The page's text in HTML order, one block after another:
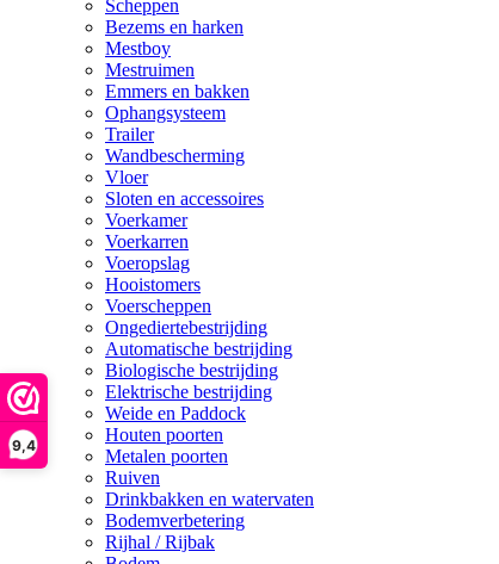
9,4
Scheppen
Bezems en harken
Mestboy
Mestruimen
Emmers en bakken
Ophangsysteem
Trailer
Wandbescherming
Vloer
Sloten en accessoires
Voerkamer
Voerkarren
Voeropslag
Hooistomers
Voerscheppen
Ongediertebestrijding
Automatische bestrijding
Biologische bestrijding
Elektrische bestrijding
Weide en Paddock
Houten poorten
Metalen poorten
Ruiven
Drinkbakken en watervaten
Bodemverbetering
Rijhal / Rijbak